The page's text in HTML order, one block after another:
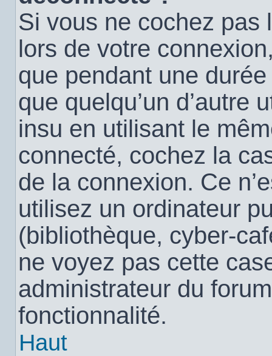
Si vous ne cochez
lors de votre
que pendant une
que quelqu’un d’autre
insu en utilisant le
connecté, cochez la
de la connexion. Ce
utilisez un ordinateur
(bibliothèque, cyber-
ne voyez pas cette
administrateur du
fonctionnalité.
Haut